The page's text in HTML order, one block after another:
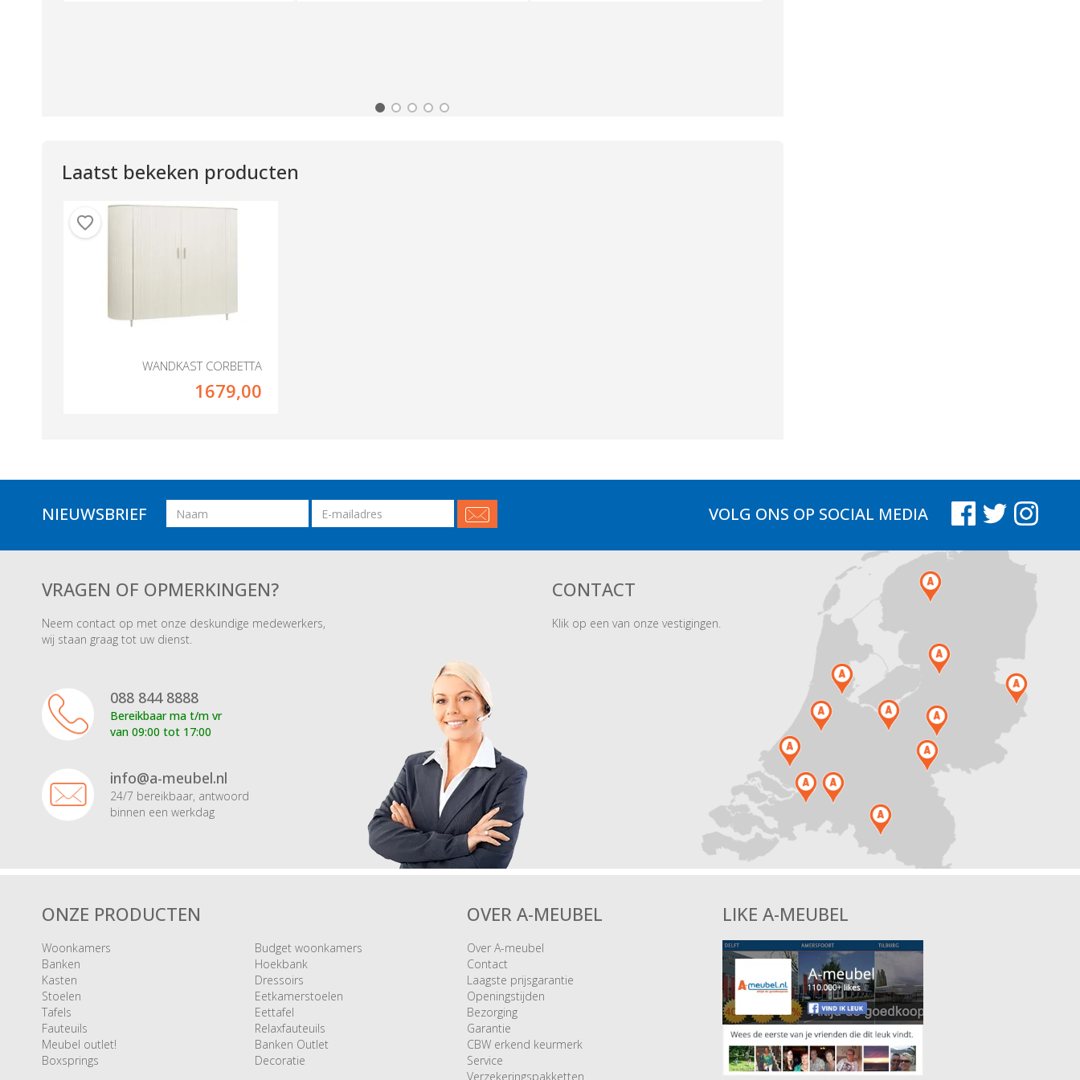
Laatst bekeken producten
WANDKAST CORBETTA
1679,00
NIEUWSBRIEF Naam
Email
adres
VOLG ONS OP SOCIAL MEDIA
VRAGEN OF OPMERKINGEN?
Neem contact op met onze deskundige medewerkers,
wij staan graag tot uw dienst.
088 844 8888
Bereikbaar ma t/m vr
van 09:00 tot 17:00
info@a-meubel.nl
24/7 bereikbaar, antwoord
binnen een werkdag
CONTACT
Klik op een van onze vestigingen.
ONZE PRODUCTEN
Woonkamers
Banken
Kasten
Stoelen
Tafels
Fauteuils
Meubel outlet!
Boxsprings
Budget woonkamers
Hoekbank
Dressoirs
Eetkamerstoelen
Eettafel
Relaxfauteuils
Banken Outlet
Decoratie
OVER A-MEUBEL
Over A-meubel
Contact
Laagste prijsgarantie
Openingstijden
Bezorging
Garantie
CBW erkend keurmerk
Service
Verzekeringspakketten
LIKE A-MEUBEL